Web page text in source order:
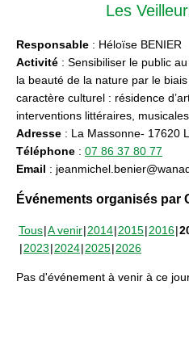
Les
Responsable : Héloïse BENIER
Activité : Sensibiliser le public
la beauté de la nature par le
caractère culturel : résidence
interventions littéraires,
Adresse : La Massonne- 17620
Téléphone : 07 86 37 80 77
Email :
Événements organisés par
Tous A venir 2014 2015 2016
2023 2024 2025 2026
Pas d'événement à venir à ce